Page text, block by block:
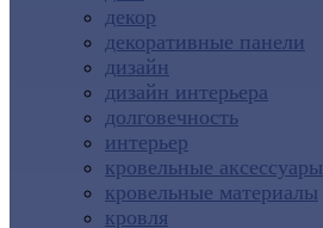
декор
декоративные панели
дизайн
дизайн интерьера
долговечность
интерьер
кровельные аксессуары
кровельные материалы
кровля